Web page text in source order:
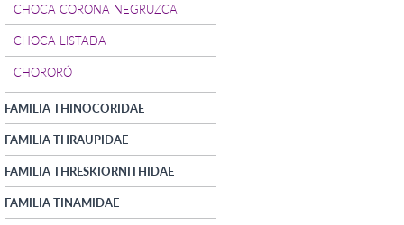
CHOCA CORONA NEGRUZCA
CHOCA LISTADA
CHORORÓ
FAMILIA THINOCORIDAE
FAMILIA THRAUPIDAE
FAMILIA THRESKIORNITHIDAE
FAMILIA TINAMIDAE